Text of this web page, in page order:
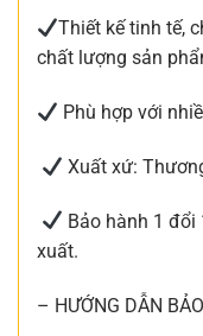
Thiết kế tinh tế,
chất lượng sản
Phù hợp với
Xuất xứ:
Bảo hành 1 đổi
xuất.
– HƯỚNG DẪN